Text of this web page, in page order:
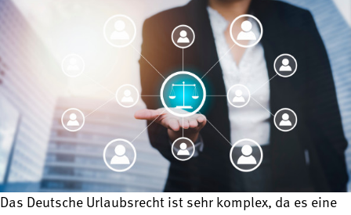
Das Deutsche Urlaubsrecht ist sehr komplex, da es eine